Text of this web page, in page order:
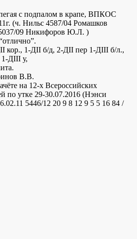
с подпалом в крапе, ВПКОС
(ч. Нильс 4587/04 Ромашков
09 Никифоров Ю.Л. )
кор., 1-ДII б/д, 2-ДII пер 1-ДIII б/л.,
ДIII у,
В.В.
на 12-х Всероссийских
по утке 29-30.07.2016 (Нэнси
5446/12 20 9 8 12 9 5 5 16 84 /